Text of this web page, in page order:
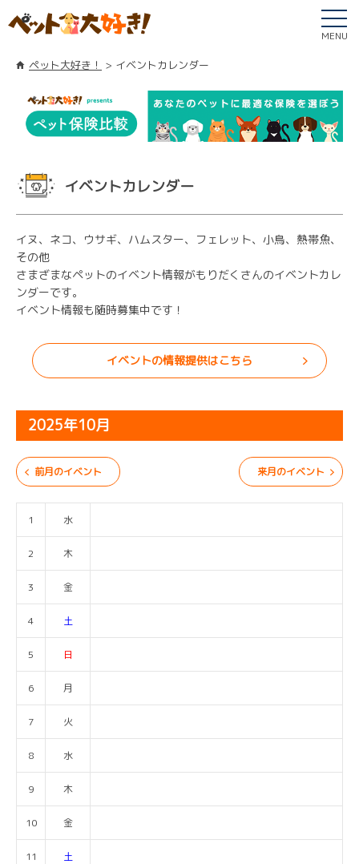
MENU
ペット大好き！ イベントカレンダー
イベントカレンダー
イヌ、ネコ、ウサギ、ハムスター、フェレット、小鳥、熱帯魚、
その他
さまざまなペットのイベント情報がもりだくさんのイベントカレ
ンダーです。
イベント情報も随時募集中です！
イベントの情報提供はこちら
2025年10月
前月のイベント 来月のイベント
1 水
2 木
3 金
4 土
5 日
6 月
7 火
8 水
9 木
10 金
11 土